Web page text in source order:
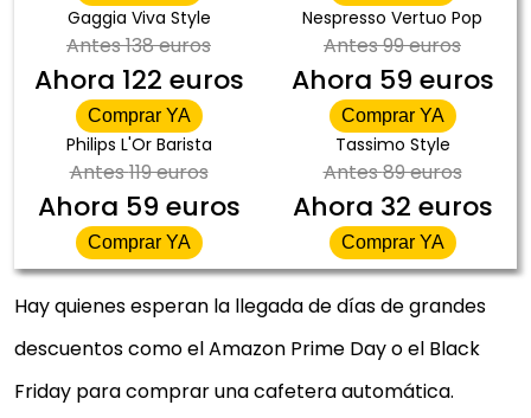
Gaggia Viva Style
Antes138 euros
Ahora 122 euros
Comprar YA
Nespresso Vertuo Pop
Antes99 euros
Ahora 59 euros
Comprar YA
Philips L'Or Barista
Antes119 euros
Ahora 59 euros
Comprar YA
Tassimo Style
Antes89 euros
Ahora 32 euros
Comprar YA
Hay quienes esperan la llegada de días de grandes
descuentos como el Amazon Prime Day o el Black
Friday para comprar una cafetera automática.